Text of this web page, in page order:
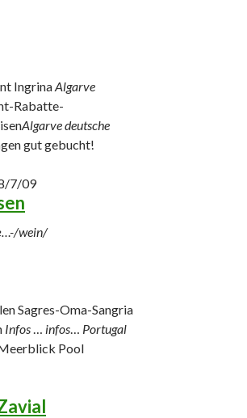
IngrinaAlgarve
Rabatte-
Algarve deutsche
gut gebucht!
7/09
…-/wein/
Sagres-Oma-Sangria
Infos… infos… Portugal
Pool